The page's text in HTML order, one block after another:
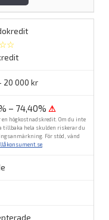
20 000 kr
– 74,40% ⚠
en högkostnadskredit. Om du inte
tillbaka hela skulden riskerar du
För stöd, vänd